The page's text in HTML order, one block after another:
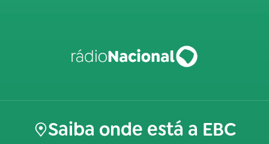
Saiba onde está a EBC